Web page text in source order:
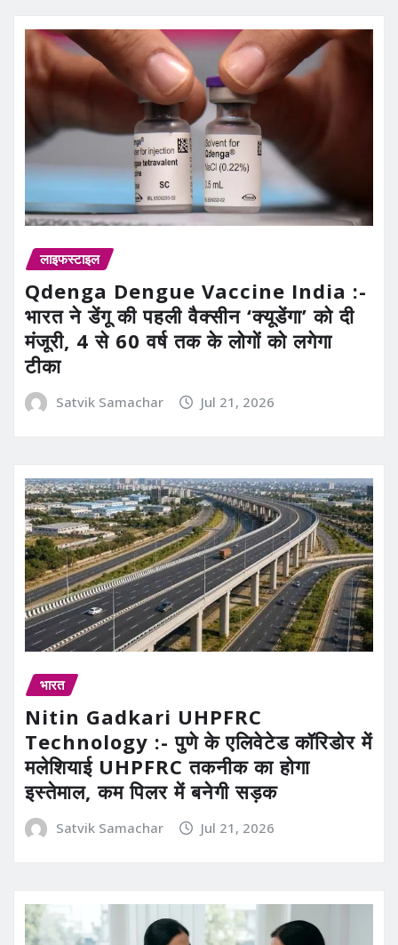
लाइफस्टाइल
Qdenga Dengue Vaccine India :-
भारत ने डेंगू की पहली वैक्सीन ‘क्यूडेंगा’ को दी
मंजूरी, 4 से 60 वर्ष तक के लोगों को लगेगा
टीका
Satvik Samachar Jul 21, 2026
भारत
Nitin Gadkari UHPFRC
Technology :- पुणे के एलिवेटेड कॉरिडोर में
मलेशियाई UHPFRC तकनीक का होगा
इस्तेमाल, कम पिलर में बनेगी सड़क
Satvik Samachar Jul 21, 2026